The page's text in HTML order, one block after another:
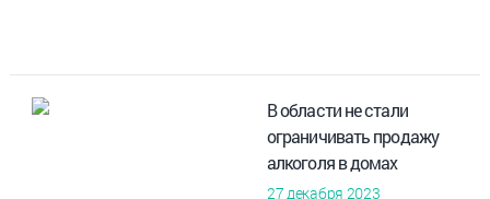
В области не стали
ограничивать продажу
алкоголя в домах
27 декабря 2023